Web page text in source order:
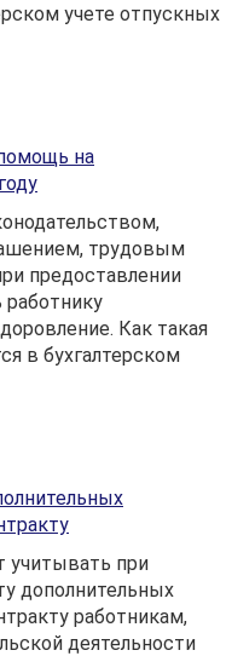
учете отпускных
на
трудовым
предоставлении
работнику
Как такая
в бухгалтерском
учитывать при
дополнительных
работникам,
деятельности